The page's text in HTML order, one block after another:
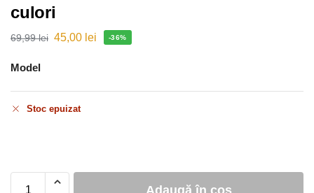
culori
69,99lei 45,00 lei -36%
Model
Stoc epuizat